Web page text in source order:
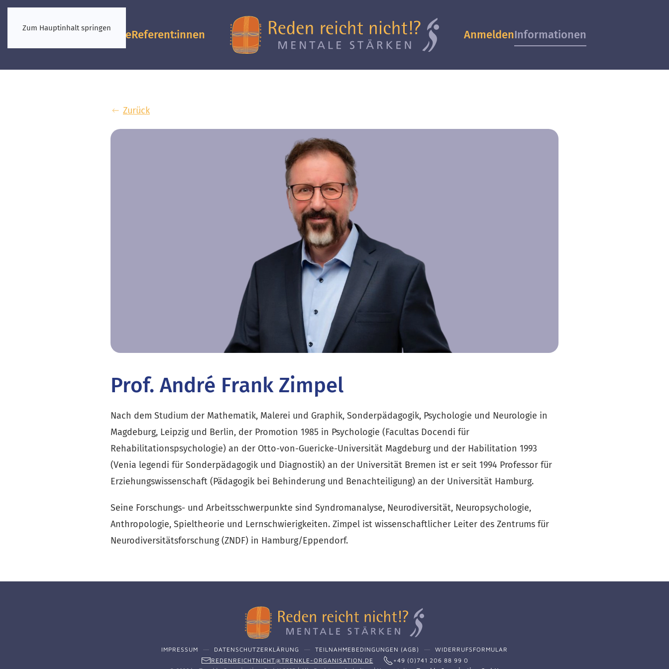
Zum Hauptinhalt springen
VorkongresseReferent:innen AnmeldenInformationen
Zurück
Prof. André Frank Zimpel
Nach dem Studium der Mathematik, Malerei und Graphik, Sonderpädagogik, Psychologie und Neurologie in
Magdeburg, Leipzig und Berlin, der Promotion 1985 in Psychologie (Facultas Docendi für
Rehabilitationspsychologie) an der Otto-von-Guericke-Universität Magdeburg und der Habilitation 1993
(Venia legendi für Sonderpädagogik und Diagnostik) an der Universität Bremen ist er seit 1994 Professor für
Erziehungswissenschaft (Pädagogik bei Behinderung und Benachteiligung) an der Universität Hamburg.
Seine Forschungs- und Arbeitsschwerpunkte sind Syndromanalyse, Neurodiversität, Neuropsychologie,
Anthropologie, Spieltheorie und Lernschwierigkeiten. Zimpel ist wissenschaftlicher Leiter des Zentrums für
Neurodiversitätsforschung (ZNDF) in Hamburg/Eppendorf.
IMPRESSUM DATENSCHUTZERKLÄRUNG TEILNAHMEBEDINGUNGEN (AGB)
WIDERRUFSFORMULAR
REDENREICHTNICHT@TRENKLE-ORGANISATION.DE
+49 (0)741 206 88 99 0